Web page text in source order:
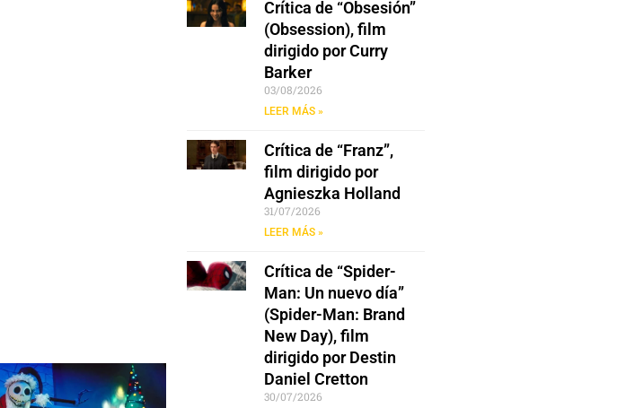
Crítica de “Obsesión”
(Obsession), film
dirigido por Curry
Barker
03/08/2026
LEER MÁS »
Crítica de “Franz”,
film dirigido por
Agnieszka Holland
31/07/2026
LEER MÁS »
Crítica de “Spider-
Man: Un nuevo día”
(Spider-Man: Brand
New Day), film
dirigido por Destin
Daniel Cretton
30/07/2026